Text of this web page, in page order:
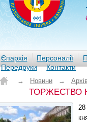
Єпархія Персоналії
Передруки
Контакти
→ Новини →
ТОРЖЕСТВО
28